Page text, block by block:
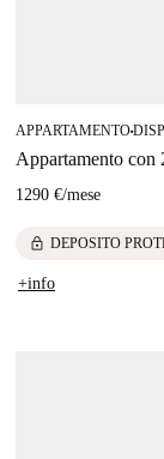
APPARTAMENTO■
Appartamento con
1290 €/mese
lock DEPOSITO
+info